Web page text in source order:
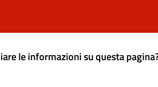
le informazioni su questa